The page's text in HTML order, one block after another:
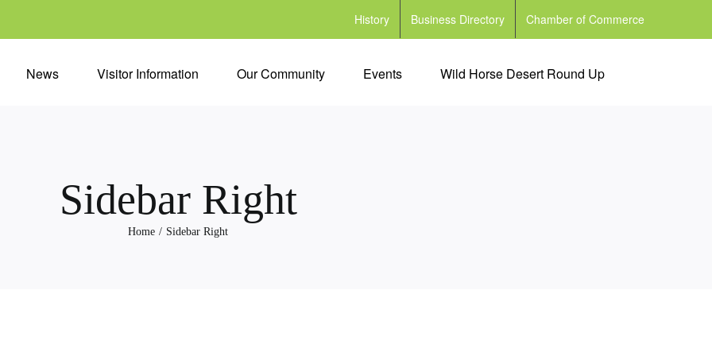
History Business Directory Chamber of Commerce
News Visitor Information Our Community Events Wild Horse Desert Round Up
Sidebar Right
Home Sidebar Right